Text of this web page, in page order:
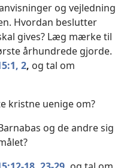
og vejledning
Hvordan beslutter
gives? Læg mærke til
århundrede gjorde.
2, og tal om
kristne uenige om?
og de andre sig